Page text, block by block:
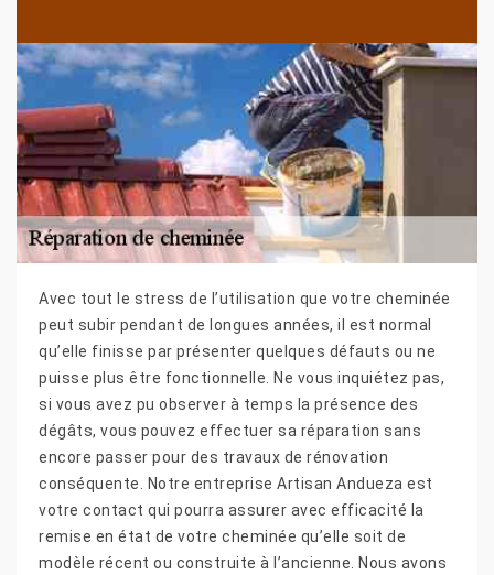
Avec tout le stress de l’utilisation que votre cheminée
peut subir pendant de longues années, il est normal
qu’elle finisse par présenter quelques défauts ou ne
puisse plus être fonctionnelle. Ne vous inquiétez pas,
si vous avez pu observer à temps la présence des
dégâts, vous pouvez effectuer sa réparation sans
encore passer pour des travaux de rénovation
conséquente. Notre entreprise Artisan Andueza est
votre contact qui pourra assurer avec efficacité la
remise en état de votre cheminée qu’elle soit de
modèle récent ou construite à l’ancienne. Nous avons